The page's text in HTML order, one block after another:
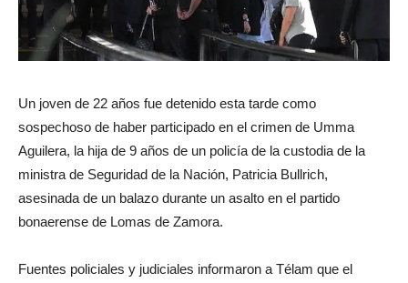
Un joven de 22 años fue detenido esta tarde como
sospechoso de haber participado en el crimen de Umma
Aguilera, la hija de 9 años de un policía de la custodia de la
ministra de Seguridad de la Nación, Patricia Bullrich,
asesinada de un balazo durante un asalto en el partido
bonaerense de Lomas de Zamora.
Fuentes policiales y judiciales informaron a Télam que el